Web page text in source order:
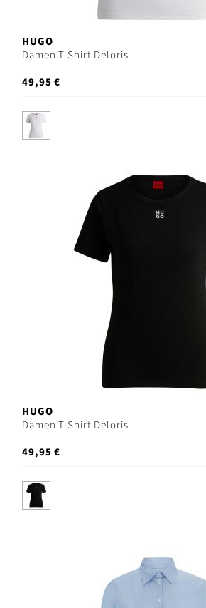
HUGO
Damen T-Shirt Deloris
49,95 €
HUGO
Damen T-Shirt Deloris
49,95 €